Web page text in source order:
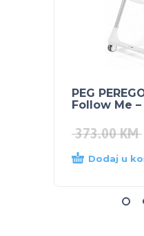
PEG
Follow Me
373.00KM
Dodaj u